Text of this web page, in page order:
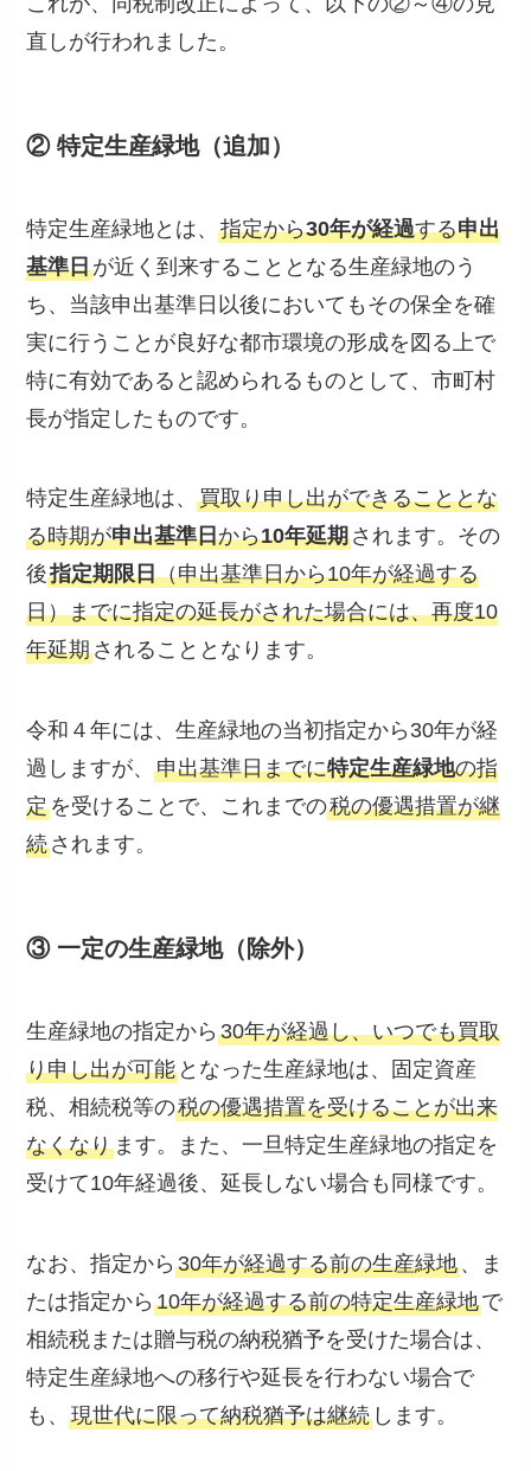
直しが行われました。
② 特定生産緑地（追加）
特定生産緑地とは、指定から30年が経過する申出
基準日が近く到来することとなる生産緑地のう
ち、当該申出基準日以後においてもその保全を確
実に行うことが良好な都市環境の形成を図る上で
特に有効であると認められるものとして、市町村
長が指定したものです。
特定生産緑地は、買取り申し出ができることとな
る時期が申出基準日から10年延期されます。その
後指定期限日（申出基準日から10年が経過する
日）までに指定の延長がされた場合には、再度10
年延期されることとなります。
令和４年には、生産緑地の当初指定から30年が経
過しますが、申出基準日までに特定生産緑地の指
定を受けることで、これまでの税の優遇措置が継
続されます。
③ 一定の生産緑地（除外）
生産緑地の指定から30年が経過し、いつでも買取
り申し出が可能 となった生産緑地は、固定資産
税、相続税等の税の優遇措置を受けることが出来
なくなり ます。また、一旦特定生産緑地の指定を
受けて10年経過後、延長しない場合も同様です。
なお、指定から30年が経過する前の生産緑地、ま
たは指定から10年が経過する前の特定生産緑地で
相続税または贈与税の納税猶予を受けた場合は、
特定生産緑地への移行や延長を行わない場合で
も、現世代に限って納税猶予は継続 します。